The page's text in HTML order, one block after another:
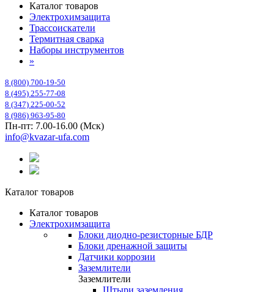
Каталог товаров
Электрохимзащита
Трассоискатели
Термитная сварка
Наборы инструментов
»
8 (800) 700-19-50
8 (495) 255-77-08
8 (347) 225-00-52
8 (986) 963-95-80
Пн-пт: 7.00-16.00 (Мск)
info@kvazar-ufa.com
Каталог товаров
Каталог товаров
Электрохимзащита
Блоки диодно-резисторные БДР
Блоки дренажной защиты
Датчики коррозии
Заземлители
Заземлители
Штыри заземления